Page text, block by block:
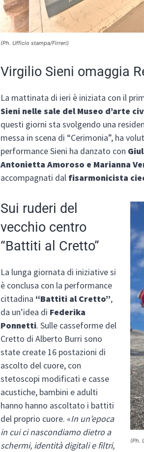
(Ph. Ufficio stampa/Firreri)
Virgilio Sieni omaggia
La mattinata di ieri è iniziata con il
Sieni nelle sale del Museo d’arte
questi giorni sta svolgendo una
messa in scena di “Cerimonia”, ha
performance Sieni ha danzato con
Antonietta Amoroso e Marianna
accompagnati dal fisarmonicista
(Ph.
Sui ruderi del
vecchio centro
“Battiti al Cretto”
La lunga giornata di iniziative si
è conclusa con la performance
cittadina “Battiti al Cretto”,
da un’idea di Federika
Ponnetti. Sulle casseforme del
Cretto di Alberto Burri sono
state create 16 postazioni di
ascolto del cuore, con
stetoscopi modificati e casse
acustiche, bambini e adulti
hanno hanno ascoltato i battiti
del proprio cuore. «In un’epoca
in cui ci nascondiamo dietro a
schermi, identità digitali e filtri,